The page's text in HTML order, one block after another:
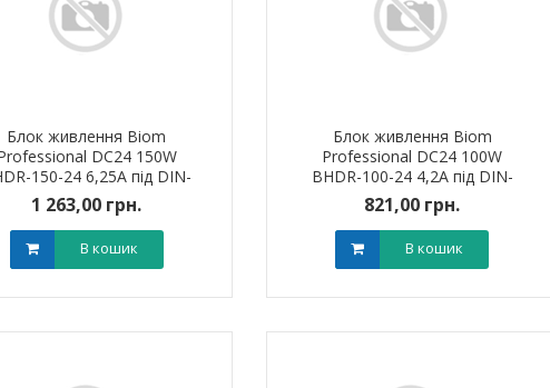
Блок живлення Biom
DC24 150W
150-24 6,25A під DIN-
рейку
1 263,00 грн.
В кошик
Блок живлення Biom
Professional DC24 100W
BHDR-100-24 4,2A під DIN-
рейку
821,00 грн.
В кошик